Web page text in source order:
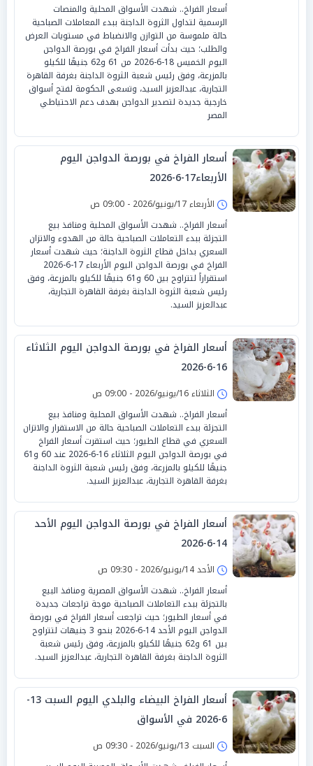
أسعار الفراخ.. شهدت الأسواق المحلية والمنصات
الرسمية لتداول الثروة الداجنة ببدء المعاملات الصباحية
حالة ملموسة من التوازن والانضباط في مستويات العرض
والطلب؛ حيث بدأت أسعار الفراخ في بورصة الدواجن
اليوم الخميس 18-6-2026 من 61 و62 جنيهًا للكيلو
بالمزرعة، وفق رئيس شعبة الثروة الداجنة بغرفة القاهرة
التجارية، عبدالعزيز السيد، وتسعى الحكومة لفتح أسواق
خارجية جديدة لتصدير الدواجن بهدف دعم الاحتياطي
المصر
أسعار الفراخ في بورصة الدواجن اليوم
الأربعاء17-6-2026
الأربعاء 17/يونيو/2026 - 09:00 ص
أسعار الفراخ.. شهدت الأسواق المحلية ومنافذ بيع
التجزئة ببدء التعاملات الصباحية حالة من الهدوء والاتزان
السعري بداخل قطاع الثروة الداجنة؛ حيث شهدت أسعار
الفراخ في بورصة الدواجن اليوم الأربعاء 17-6-2026
استقراراً لتتراوح بين 60 و61 جنيهًا للكيلو بالمزرعة، وفق
رئيس شعبة الثروة الداجنة بغرفة القاهرة التجارية،
عبدالعزيز السيد.
أسعار الفراخ في بورصة الدواجن اليوم الثلاثاء
16-6-2026
الثلاثاء 16/يونيو/2026 - 09:00 ص
أسعار الفراخ.. شهدت الأسواق المحلية ومنافذ بيع
التجزئة ببدء التعاملات الصباحية حالة من الاستقرار والاتزان
السعري في قطاع الطيور؛ حيث استقرت أسعار الفراخ
في بورصة الدواجن اليوم الثلاثاء 16-6-2026 عند 60 و61
جنيهًا للكيلو بالمزرعة، وفق رئيس شعبة الثروة الداجنة
بغرفة القاهرة التجارية، عبدالعزيز السيد.
أسعار الفراخ في بورصة الدواجن اليوم الأحد
14-6-2026
الأحد 14/يونيو/2026 - 09:30 ص
أسعار الفراخ.. شهدت الأسواق المصرية ومنافذ البيع
بالتجزئة ببدء التعاملات الصباحية موجة تراجعات جديدة
في أسعار الطيور؛ حيث تراجعت أسعار الفراخ في بورصة
الدواجن اليوم الأحد 14-6-2026 بنحو 3 جنيهات لتتراوح
بين 61 و62 جنيهًا للكيلو بالمزرعة، وفق رئيس شعبة
الثروة الداجنة بغرفة القاهرة التجارية، عبدالعزيز السيد.
أسعار الفراخ البيضاء والبلدي اليوم السبت 13-
6-2026 في الأسواق
السبت 13/يونيو/2026 - 09:30 ص